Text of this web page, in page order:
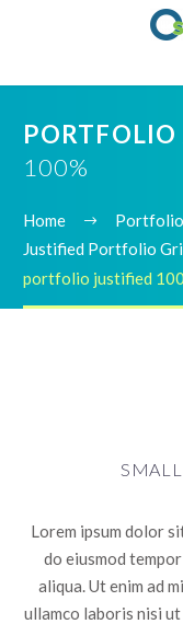
PORTFOLIO
100%
Home
Justified Portfolio
portfolio justified
Lorem ipsum dolor
do eiusmod
aliqua. Ut enim ad
ullamco laboris nisi